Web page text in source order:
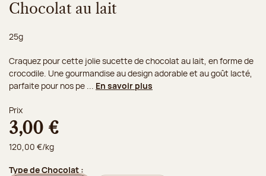
Chocolat au lait
Poids net :
25g
Craquez pour cette jolie sucette de chocolat au lait, en forme de
crocodile. Une gourmandise au design adorable et au goût lacté,
parfaite pour nos pe ... En savoir plus
Prix
3,00 €
120,00 €/kg
Type de Chocolat :